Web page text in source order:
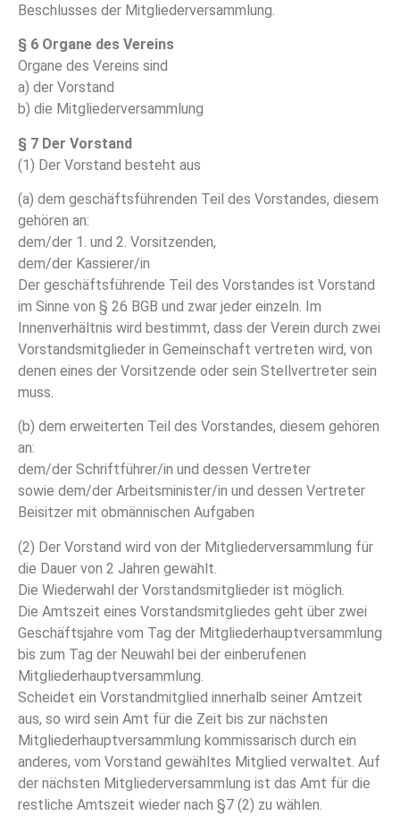
Beschlusses der Mitgliederversammlung.
§ 6 Organe des Vereins
Organe des Vereins sind
a) der Vorstand
b) die Mitgliederversammlung
§ 7 Der Vorstand
(1) Der Vorstand besteht aus
(a) dem geschäftsführenden Teil des Vorstandes, diesem
gehören an:
dem/der 1. und 2. Vorsitzenden,
dem/der Kassierer/in
Der geschäftsführende Teil des Vorstandes ist Vorstand
im Sinne von § 26 BGB und zwar jeder einzeln. Im
Innenverhältnis wird bestimmt, dass der Verein durch zwei
Vorstandsmitglieder in Gemeinschaft vertreten wird, von
denen eines der Vorsitzende oder sein Stellvertreter sein
muss.
(b) dem erweiterten Teil des Vorstandes, diesem gehören
an:
dem/der Schriftführer/in und dessen Vertreter
sowie dem/der Arbeitsminister/in und dessen Vertreter
Beisitzer mit obmännischen Aufgaben
(2) Der Vorstand wird von der Mitgliederversammlung für
die Dauer von 2 Jahren gewählt.
Die Wiederwahl der Vorstandsmitglieder ist möglich.
Die Amtszeit eines Vorstandsmitgliedes geht über zwei
Geschäftsjahre vom Tag der Mitgliederhauptversammlung
bis zum Tag der Neuwahl bei der einberufenen
Mitgliederhauptversammlung.
Scheidet ein Vorstandmitglied innerhalb seiner Amtzeit
aus, so wird sein Amt für die Zeit bis zur nächsten
Mitgliederhauptversammlung kommissarisch durch ein
anderes, vom Vorstand gewähltes Mitglied verwaltet. Auf
der nächsten Mitgliederversammlung ist das Amt für die
restliche Amtszeit wieder nach §7 (2) zu wählen.